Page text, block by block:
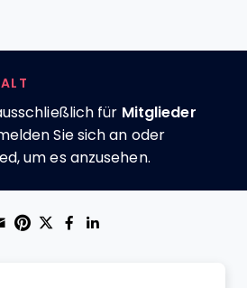
für Mitglieder
Sie sich an oder
um es anzusehen.
Share through Email
Print this page
Share on Pinterest
Share on Twitter
Share on